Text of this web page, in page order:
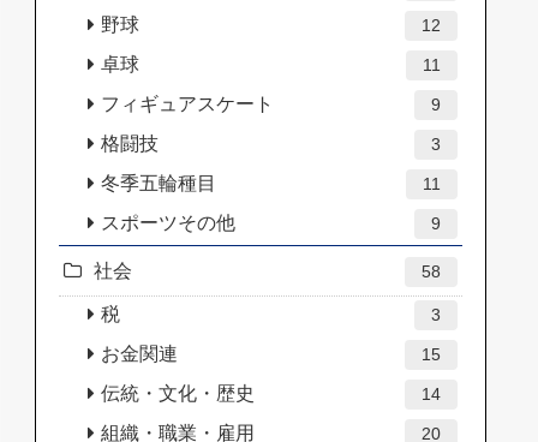
野球 12
卓球 11
フィギュアスケート 9
格闘技 3
冬季五輪種目 11
スポーツその他 9
社会 58
税 3
お金関連 15
伝統・文化・歴史 14
組織・職業・雇用 20